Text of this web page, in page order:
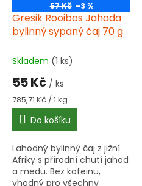
57 Kč –3 %
Gresik Rooibos Jahoda
bylinný sypaný čaj 70 g
Skladem (1 ks)
55 Kč / ks
Měrná
cena:
785,71 Kč / 1 kg
Do košíku
Lahodný bylinný čaj z jižní
Afriky s přírodní chutí jahod
a medu. Bez kofeinu,
vhodný pro všechny